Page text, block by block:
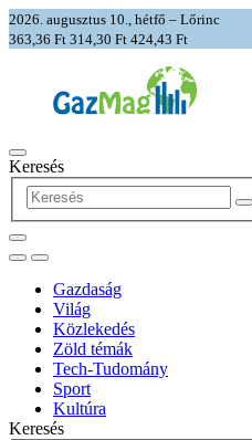
2026. augusztus 10., hétfő – Lőrinc
363,36 Ft 314,30 Ft 424,43 Ft
Keresés
Gazdaság
Világ
Közlekedés
Zöld témák
Tech-Tudomány
Sport
Kultúra
Keresés